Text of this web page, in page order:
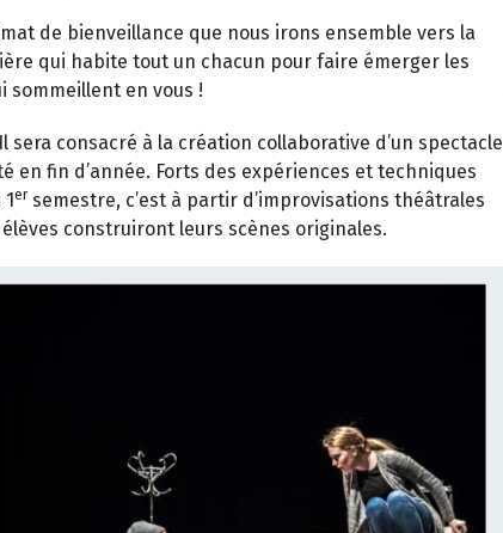
de bienveillance que nous irons ensemble vers la
qui habite tout un chacun pour faire émerger les
sommeillent en vous !
sera consacré à la création collaborative d’un spectacle
en fin d’année. Forts des expériences et techniques
ersemestre, c’est à partir d’improvisations théâtrales
construiront leurs scènes originales.